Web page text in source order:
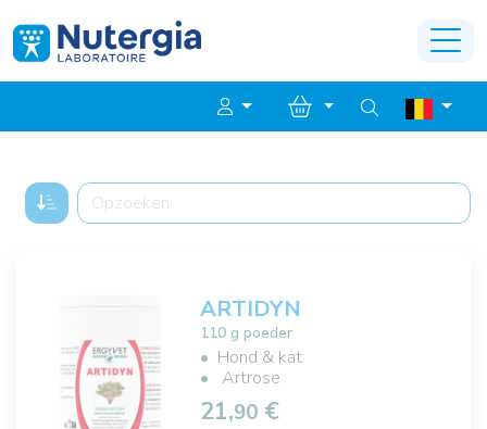
ARTIDYN
110 g poeder
Hond & kat
Artrose
21,90 €